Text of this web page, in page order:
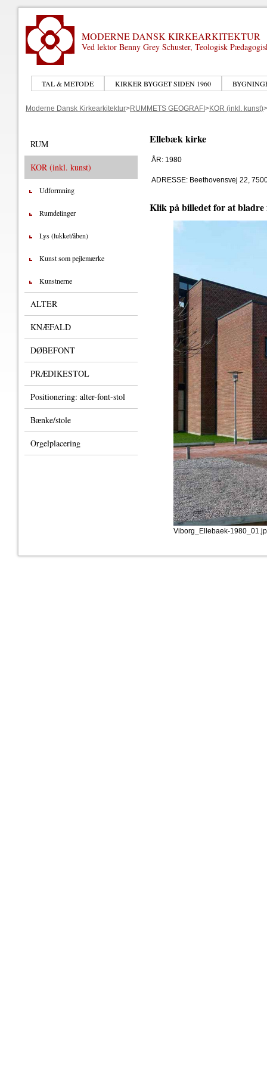
MODERNE DANSK KIRKEARKITEKTUR
Ved lektor Benny Grey Schuster, Teologisk
TAL & METODE KIRKER BYGGET SIDEN 1960
Moderne Dansk Kirkearkitektur>RUMMETS GEOGRAFI >KOR (inkl. kunst)>
RUM
KOR (inkl. kunst)
Udformning
Rumdelinger
Lys (lukket/åben)
Kunst som pejlemærke
Kunstnerne
ALTER
KNÆFALD
DØBEFONT
PRÆDIKESTOL
Positionering: alter-font-stol
Bænke/stole
Orgelplacering
Ellebæk kirke
ÅR: 1980
ADRESSE: Beethovensvej 22,
Klik på billedet for at bladre
Viborg_Ellebaek-